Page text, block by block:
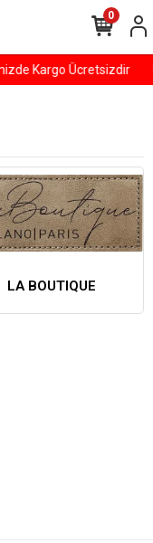
Kargo Ücretsizdir
0
LA BOUTIQUE